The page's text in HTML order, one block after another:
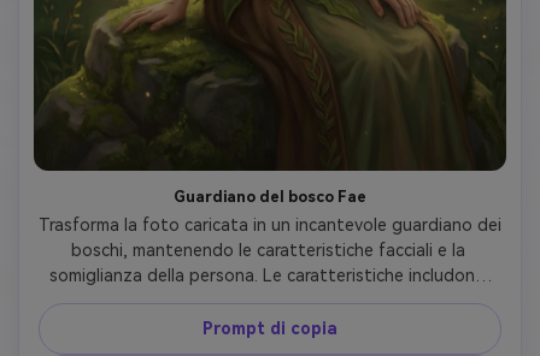
Guardiano del bosco Fae
Trasforma la foto caricata in un incantevole guardiano dei
boschi, mantenendo le caratteristiche facciali e la
somiglianza della persona. Le caratteristiche includono
delicate ali di fata traslucide con brillantezza iridescente,
corona di fiori con rose e fiori selvatici, outfit verde e
marrone ispirato alla natura con motivi fogliari. La pelle ha
Prompt di copia